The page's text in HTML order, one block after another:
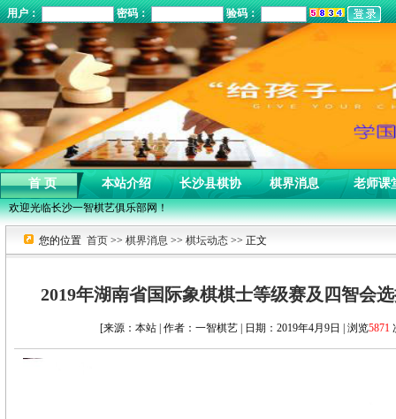
用户： 密码： 验码：
首 页 本站介绍 长沙县棋协 棋界消息 老师课
欢迎光临长沙一智棋艺俱乐部网！
您的位置 首页 >> 棋界消息 >> 棋坛动态 >> 正文
2019年湖南省国际象棋棋士等级赛及四智会
[来源：本站 | 作者：一智棋艺 | 日期：2019年4月9日 | 浏览5871